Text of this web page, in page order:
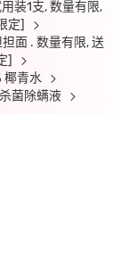
装1支, 数量有限,
定]
面 . 数量有限, 送
]
椰青水
菌除螨液